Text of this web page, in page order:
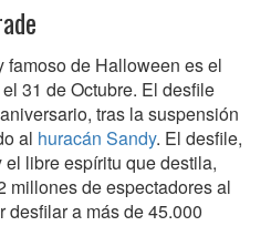
famoso de Halloween es el
el 31 de Octubre. El desfile
tras la suspensión
al huracán Sandy. El desfile,
libre espíritu que destila,
millones de espectadores al
a más de 45.000